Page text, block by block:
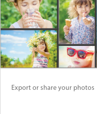
Export or share your photos